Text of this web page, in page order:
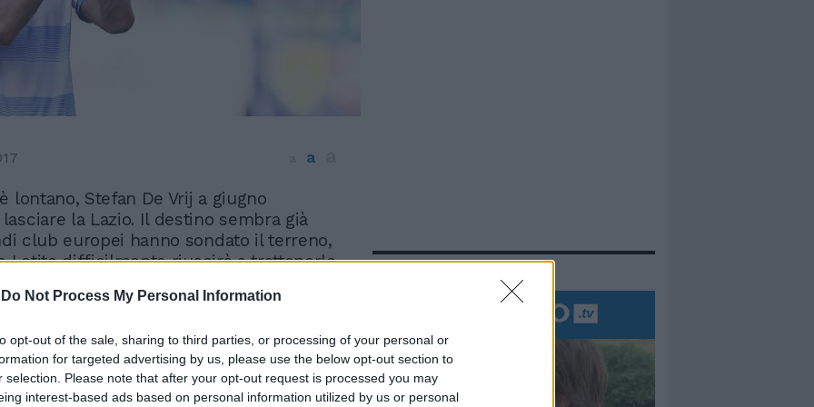
Do Not Process My Personal Information
opt-out of the sale, sharing to third parties, or processing of your personal or
for targeted advertising by us, please use the below opt-out section to
selection. Please note that after your opt-out request is processed you may
interest-based ads based on personal information utilized by us or personal
a
lontano, Stefan De Vrij a giugno
la Lazio. Il destino sembra già
club europei hanno sondato il terreno,
Lotito difficilmente riuscirà a trattenerlo.
in scadenza nel 2018 rischia di far
Utd, Tottehnam, Borussia
Saint Germain, Atletico Madrid, Milan
presto alla porta, il futuro è in
In evidenza